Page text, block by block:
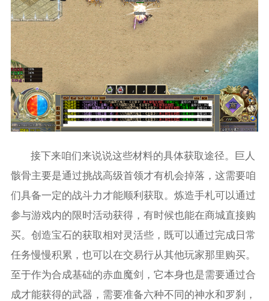
接下来咱们来说说这些材料的具体获取途径。巨人
骸骨主要是通过挑战高级首领才有机会掉落，这需要咱
们具备一定的战斗力才能顺利获取。炼造手札可以通过
参与游戏内的限时活动获得，有时候也能在商城直接购
买。创造宝石的获取相对灵活些，既可以通过完成日常
任务慢慢积累，也可以在交易行从其他玩家那里购买。
至于作为合成基础的赤血魔剑，它本身也是需要通过合
成才能获得的武器，需要准备六种不同的神水和罗刹，